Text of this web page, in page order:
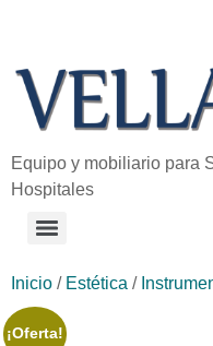
Equipo y mobiliario para
Hospitales
Inicio / Estética /
¡Oferta!